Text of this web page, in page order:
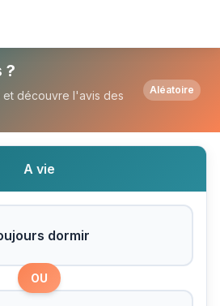
dormir ou Toujours
?
et découvre l'avis des
Aléatoire
A vie
dormir
OU